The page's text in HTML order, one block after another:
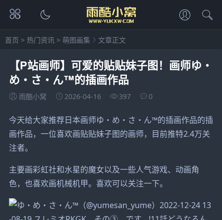
首页 > 热门资讯 > 萌图画集 文章正文
【P站画师】可爱的贴贴妹子图！画师ゆ・
め・さ・ん™的插画作品
雨酷小窝 2026-04-16 397 0
今天给大家推荐日本画师ゆ・め・さ・ん™的插画作品的插
画作品，一位喜欢画贴贴妹子图的画师，目前推特2.4万关
注者。
主要画彩虹社和水星的魔女以及一些人气游戏、动画角
色，也喜欢画机械机甲。喜欢可以关注一下。